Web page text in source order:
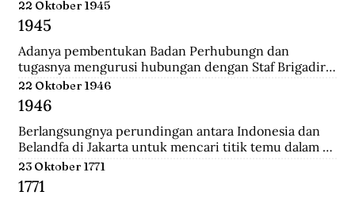
Indonesia diantaranya Asrul Sani dan Rivai Apin.
Sehingga revolusi harus mempunyai nilai baru yang
bisa menjadi kebudayaan rayat dengan sifatnya
sendiri.
22 Oktober 1945
1945
Adanya pembentukan Badan Perhubungn dan
tugasnya mengurusi hubungan dengan Staf Brigadir
Jenderal N Mac Donalnd, Komandan Brigade Infanteri
India ke 37 yang menjadi penguasa tertinggi di
Bandung. Melalui badan ini, Inggris meminta
Indonesia sepakat mengumpulkan seluruh
persenjataan untuk diserahakan kepadanya namun
ditolak dengan semangat revolusi.
22 Oktober 1946
1946
Berlangsungnya perundingan antara Indonesia dan
Belandfa di Jakarta untuk mencari titik temu dalam
penyelesaian masalah kedua negara. Namun gagal dan
dilanjutkan pada perundingan Linggarjati di Cirebon.
23 Oktober 1771
1771